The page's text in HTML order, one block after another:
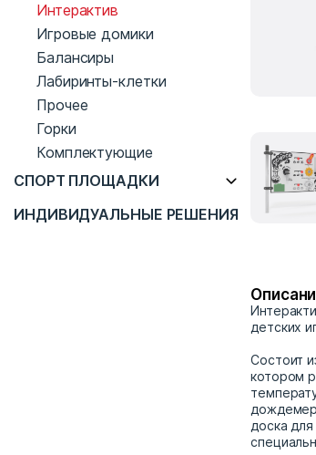
Интерактив
Игровые домики
Балансиры
Лабиринты-клетки
Прочее
Горки
Комплектующие
СПОРТ ПЛОЩАДКИ
ИНДИВИДУАЛЬНЫЕ РЕШЕНИЯ
детских
Состоит
котором
доска